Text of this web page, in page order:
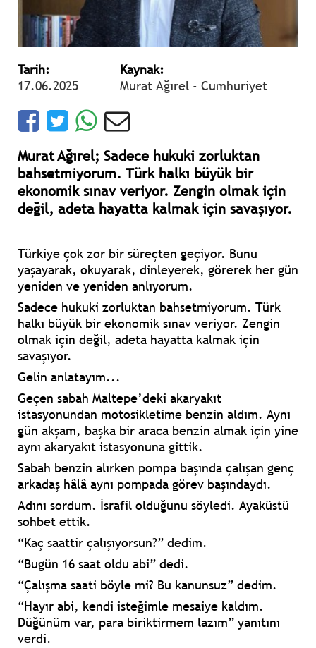
Tarih:
17.06.2025
Kaynak:
Murat Ağırel - Cumhuriyet
Murat Ağırel; Sadece hukuki zorluktan
bahsetmiyorum. Türk halkı büyük bir
ekonomik sınav veriyor. Zengin olmak için
değil, adeta hayatta kalmak için savaşıyor.
Türkiye çok zor bir süreçten geçiyor. Bunu
yaşayarak, okuyarak, dinleyerek, görerek her gün
yeniden ve yeniden anlıyorum.
Sadece hukuki zorluktan bahsetmiyorum. Türk
halkı büyük bir ekonomik sınav veriyor. Zengin
olmak için değil, adeta hayatta kalmak için
savaşıyor.
Gelin anlatayım...
Geçen sabah Maltepe’deki akaryakıt
istasyonundan motosikletime benzin aldım. Aynı
gün akşam, başka bir araca benzin almak için yine
aynı akaryakıt istasyonuna gittik.
Sabah benzin alırken pompa başında çalışan genç
arkadaş hâlâ aynı pompada görev başındaydı.
Adını sordum. İsrafil olduğunu söyledi. Ayaküstü
sohbet ettik.
“Kaç saattir çalışıyorsun?” dedim.
“Bugün 16 saat oldu abi” dedi.
“Çalışma saati böyle mi? Bu kanunsuz” dedim.
“Hayır abi, kendi isteğimle mesaiye kaldım.
Düğünüm var, para biriktirmem lazım” yanıtını
verdi.